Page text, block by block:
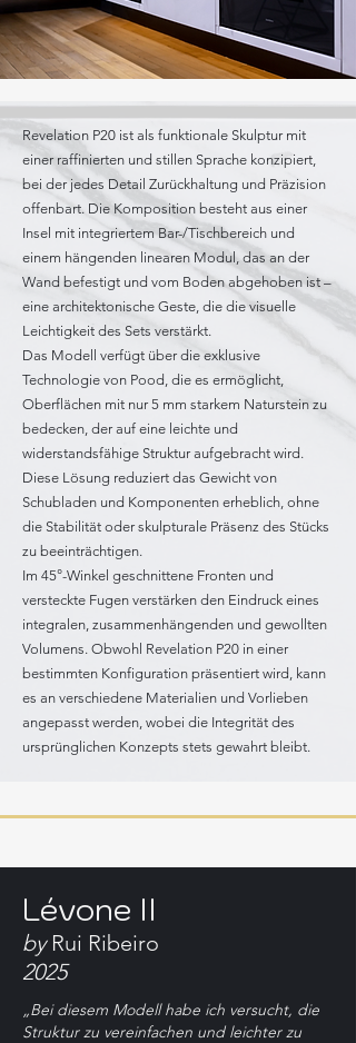
Revelation P20 ist als funktionale Skulptur mit
einer raffinierten und stillen Sprache konzipiert,
bei der jedes Detail Zurückhaltung und Präzision
offenbart. Die Komposition besteht aus einer
Insel mit integriertem Bar-/Tischbereich und
einem hängenden linearen Modul, das an der
Wand befestigt und vom Boden abgehoben ist –
eine architektonische Geste, die die visuelle
Leichtigkeit des Sets verstärkt.
Das Modell verfügt über die exklusive
Technologie von Pood, die es ermöglicht,
Oberflächen mit nur 5 mm starkem Naturstein zu
bedecken, der auf eine leichte und
widerstandsfähige Struktur aufgebracht wird.
Diese Lösung reduziert das Gewicht von
Schubladen und Komponenten erheblich, ohne
die Stabilität oder skulpturale Präsenz des Stücks
zu beeinträchtigen.
Im 45°-Winkel geschnittene Fronten und
versteckte Fugen verstärken den Eindruck eines
integralen, zusammenhängenden und gewollten
Volumens. Obwohl Revelation P20 in einer
bestimmten Konfiguration präsentiert wird, kann
es an verschiedene Materialien und Vorlieben
angepasst werden, wobei die Integrität des
ursprünglichen Konzepts stets gewahrt bleibt.
Lévone II
byRui Ribeiro
2025
„Bei diesem Modell habe ich versucht, die
Struktur zu vereinfachen und leichter zu